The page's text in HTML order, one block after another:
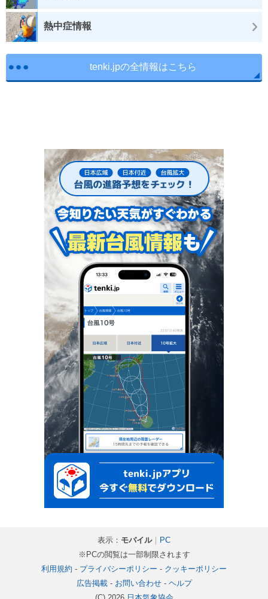
熱中症情報
tenki.jpの全情報はこちら
表示： モバイル｜ PC
※PCの閲覧は一部制限されます
利用規約 - プライバシーポリシー - クッキーポリシー
広告掲載- お問い合わせ- ヘルプ